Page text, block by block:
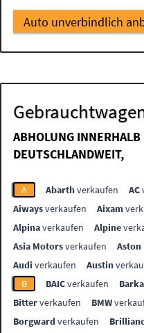
Auto unverbindlich
ABHOLUNG INNERHALB
DEUTSCHLANDWEIT,
A Abarthverkaufen AC
Aiwaysverkaufen Aixam
Alpinaverkaufen Alpine
Asia Motorsverkaufen
Audi verkaufen Austin
B
BAICverkaufen
Bitterverkaufen BMW
Borgwardverkaufen